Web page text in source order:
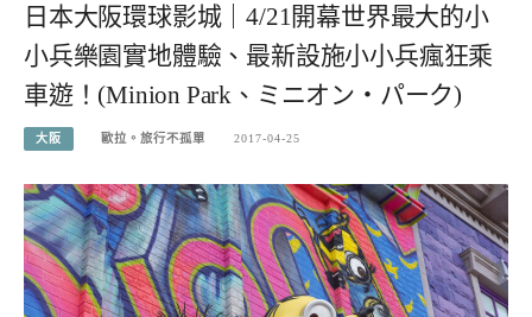
日本大阪環球影城｜4/21開幕世界最大的小
小兵樂園實地體驗、最新設施小小兵瘋狂乘
車遊！(Minion Park、ミニオン・パーク)
大阪 歐拉。旅行不孤單 2017-04-25